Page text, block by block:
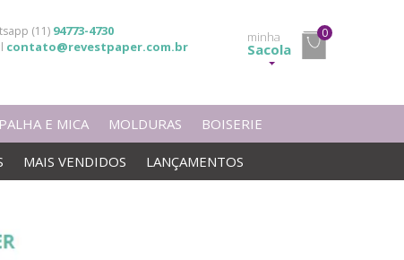
(11) 94773-4730
contato@revestpaper.com.br
minha
Sacola
0
PALHA E MICA MOLDURAS BOISERIE
MAIS VENDIDOS LANÇAMENTOS